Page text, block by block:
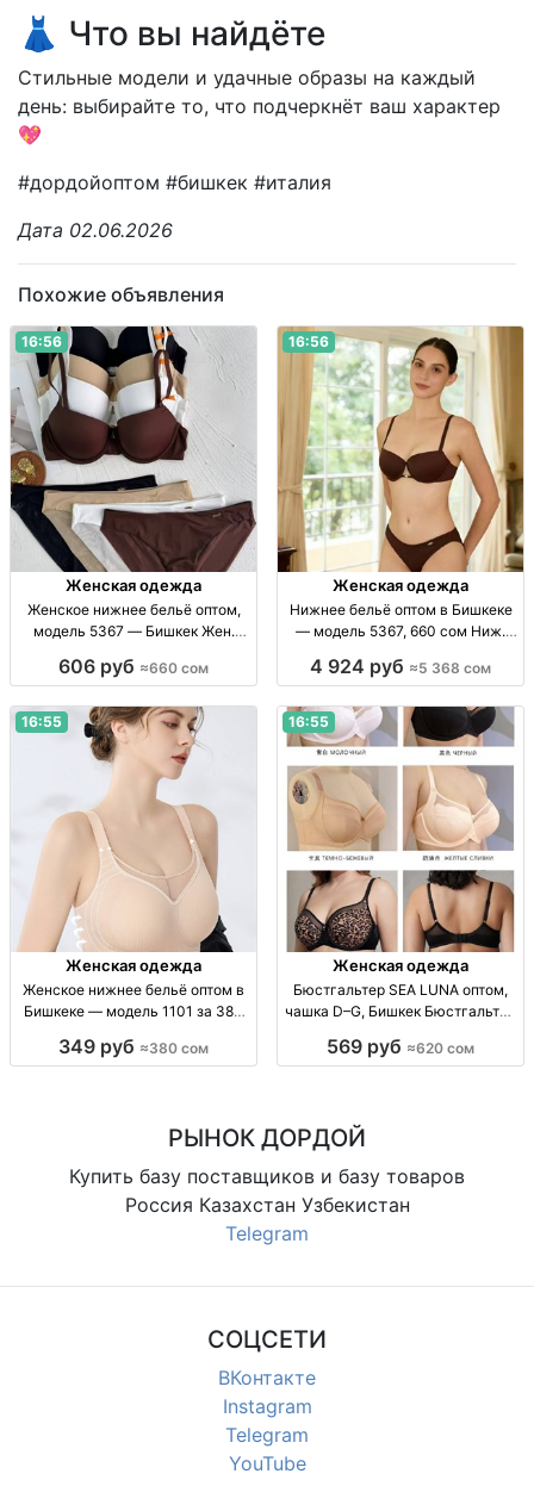
👗 Что вы найдёте
Стильные модели и удачные образы на каждый
день: выбирайте то, что подчеркнёт ваш характер
💖
#дордойоптом #бишкек #италия
Дата 02.06.2026
Похожие объявления
16:56
Женская одежда
Женское нижнее бельё оптом,
модель 5367 — Бишкек Жен.
Бишкек, Дордой, 660 сом
606 руб ≈660 сом
16:56
Женская одежда
Нижнее бельё оптом в Бишкеке
— модель 5367, 660 сом Ниж.
Бишкек, рынок Дордой.
4 924 руб ≈5 368 сом
16:55
Женская одежда
Женское нижнее бельё оптом в
Бишкеке — модель 1101 за 380
модель 1101, опт, 380 сом,
349 руб ≈380 сом
16:55
Женская одежда
Бюстгальтер SEA LUNA оптом,
чашка D–G, Бишкек Бюстгальтер
рынок Дордой
569 руб ≈620 сом
РЫНОК ДОРДОЙ
Купить базу поставщиков и базу товаров
Россия Казахстан Узбекистан
Telegram
СОЦСЕТИ
ВКонтакте
Instagram
Telegram
YouTube